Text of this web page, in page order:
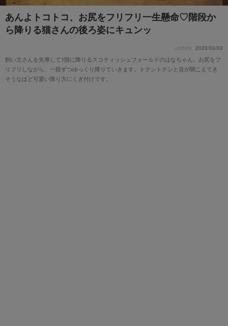
あんよトコトコ、お尻をフリフリ一生懸命♡階段か
ら降りる猫さんの後ろ姿にキュンッ
update 2023/03/03
飼い主さんを先導して1階に降りるスコティッシュフォールドのはなちゃん。お尻をフ
リフリしながら、一段ずつゆっくり降りていきます。トテントテンと音が聞こえてき
そうなほど可愛い降り方にくぎ付けです。